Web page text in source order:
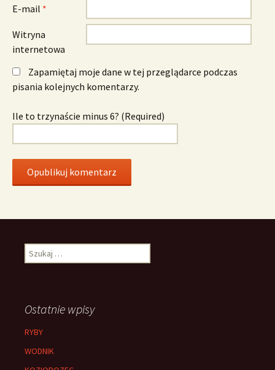
E-mail *
Witryna
internetowa
Zapamiętaj moje dane w tej przeglądarce podczas
pisania kolejnych komentarzy.
Ile to trzynaście minus 6? (Required)
Szukaj:
Ostatnie wpisy
RYBY
WODNIK